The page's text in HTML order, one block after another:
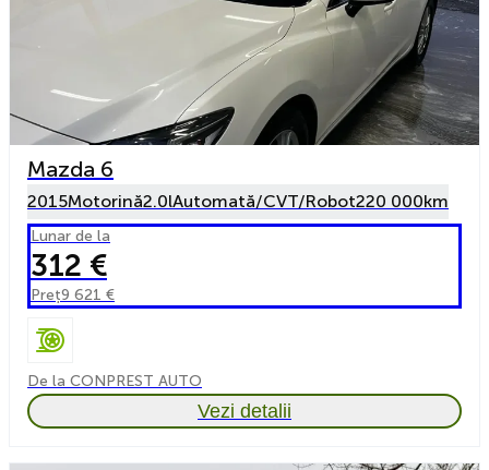
Mazda 6
2015Motorină2.0lAutomată/CVT/Robot220 000km
Lunar de la
312 €
Preț9 621 €
De la CONPREST AUTO
Vezi detalii